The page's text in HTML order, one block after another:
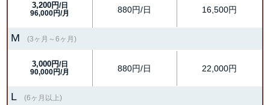
3,200円/日
96,000円/月
880円/日 16,500円
M (3ヶ月～6ヶ月)
3,000円/日
90,000円/月
880円/日 22,000円
L (6ヶ月以上)